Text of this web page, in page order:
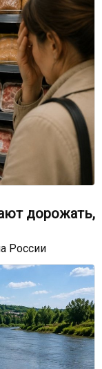
дорожать,
России